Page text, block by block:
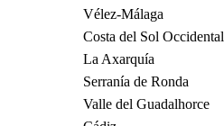
Vélez-Málaga
Costa del Sol Occidental
La Axarquía
Serranía de Ronda
Valle del Guadalhorce